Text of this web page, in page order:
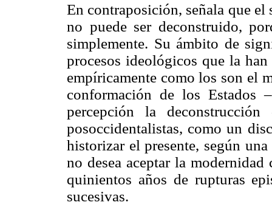
En contraposición, señala que
no puede ser deconstruido,
simplemente. Su ámbito de
procesos ideológicos que la
empíricamente como los son el
conformación de los Estados
percepción la
posoccidentalistas, como un
historizar el presente, según
no desea aceptar la
quinientos años de rupturas
sucesivas.